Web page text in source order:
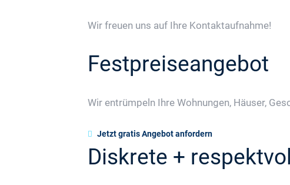
Wir freuen uns auf Ihre Kontaktaufnahme!
Festpreiseangebot
Wir entrümpeln Ihre Wohnungen, Häuser,
Jetzt gratis Angebot anfordern
Diskrete +